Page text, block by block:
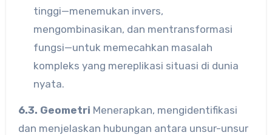
tinggi—menemukan invers,
mengombinasikan, dan mentransformasi
fungsi—untuk memecahkan masalah
kompleks yang mereplikasi situasi di dunia
nyata.
6.3. Geometri Menerapkan, mengidentifikasi
dan menjelaskan hubungan antara unsur-unsur